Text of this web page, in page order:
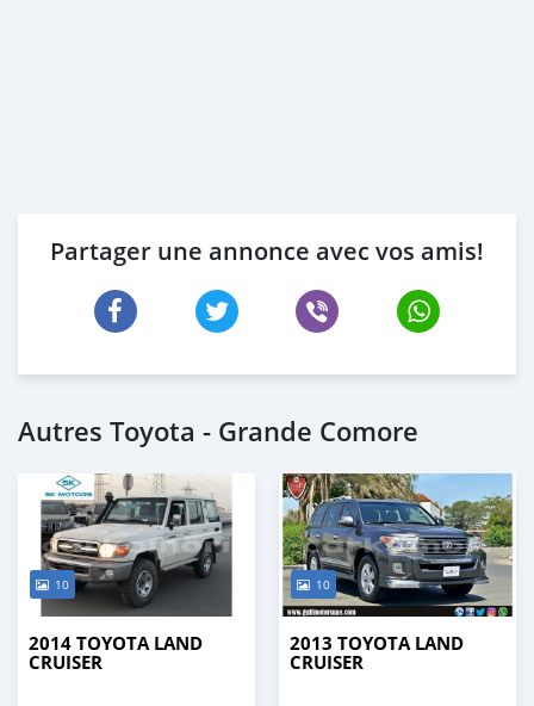
Partager une annonce avec vos amis!
Autres Toyota - Grande Comore
10
2014 TOYOTA LAND
CRUISER
10
2013 TOYOTA LAND
CRUISER